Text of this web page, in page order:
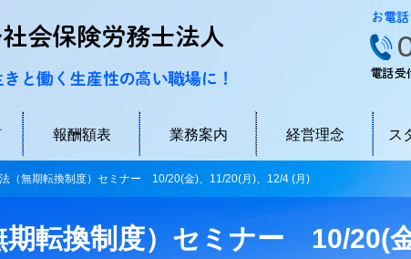
ソラーレ社会保険労務士法
報酬額表 業務案内 経営理念 ス
（無期転換制度）セミナー 10/20(金)、11/20(月)、12/4 (月)
期転換制度）セミナー 10/20(